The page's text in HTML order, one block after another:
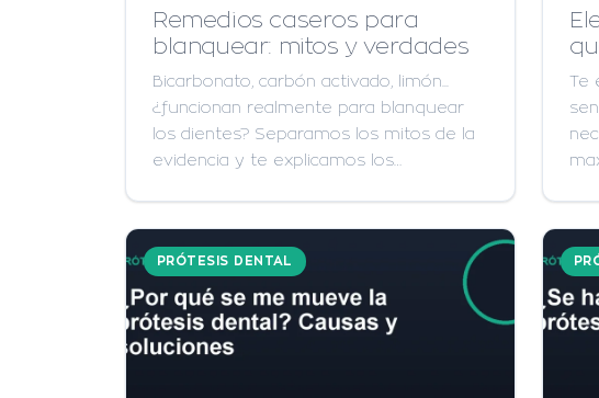
Remedios caseros para
blanquear: mitos y verdades
Bicarbonato, carbón activado, limón...
¿funcionan realmente para blanquear
los dientes? Separamos los mitos de la
evidencia y te explicamos los…
Te
PRÓTESIS DENTAL